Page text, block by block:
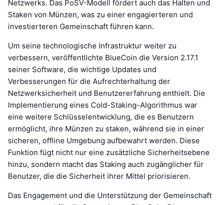
Netzwerks. Das PoSV-Modell fördert auch das Halten und
Staken von Münzen, was zu einer engagierteren und
investierteren Gemeinschaft führen kann.
Um seine technologische Infrastruktur weiter zu
verbessern, veröffentlichte BlueCoin die Version 2.17.1
seiner Software, die wichtige Updates und
Verbesserungen für die Aufrechterhaltung der
Netzwerksicherheit und Benutzererfahrung enthielt. Die
Implementierung eines Cold-Staking-Algorithmus war
eine weitere Schlüsselentwicklung, die es Benutzern
ermöglicht, ihre Münzen zu staken, während sie in einer
sicheren, offline Umgebung aufbewahrt werden. Diese
Funktion fügt nicht nur eine zusätzliche Sicherheitsebene
hinzu, sondern macht das Staking auch zugänglicher für
Benutzer, die die Sicherheit ihrer Mittel priorisieren.
Das Engagement und die Unterstützung der Gemeinschaft